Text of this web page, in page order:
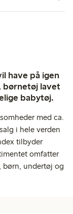
have på igen
børnetøj lavet
babytøj.
med ca.
i hele verden
tilbyder
omfatter
børn, undertøj og